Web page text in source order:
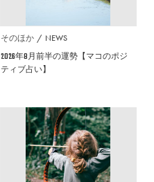
そのほか NEWS
2026年8月前半の運勢【マコのポジ
ティブ占い】